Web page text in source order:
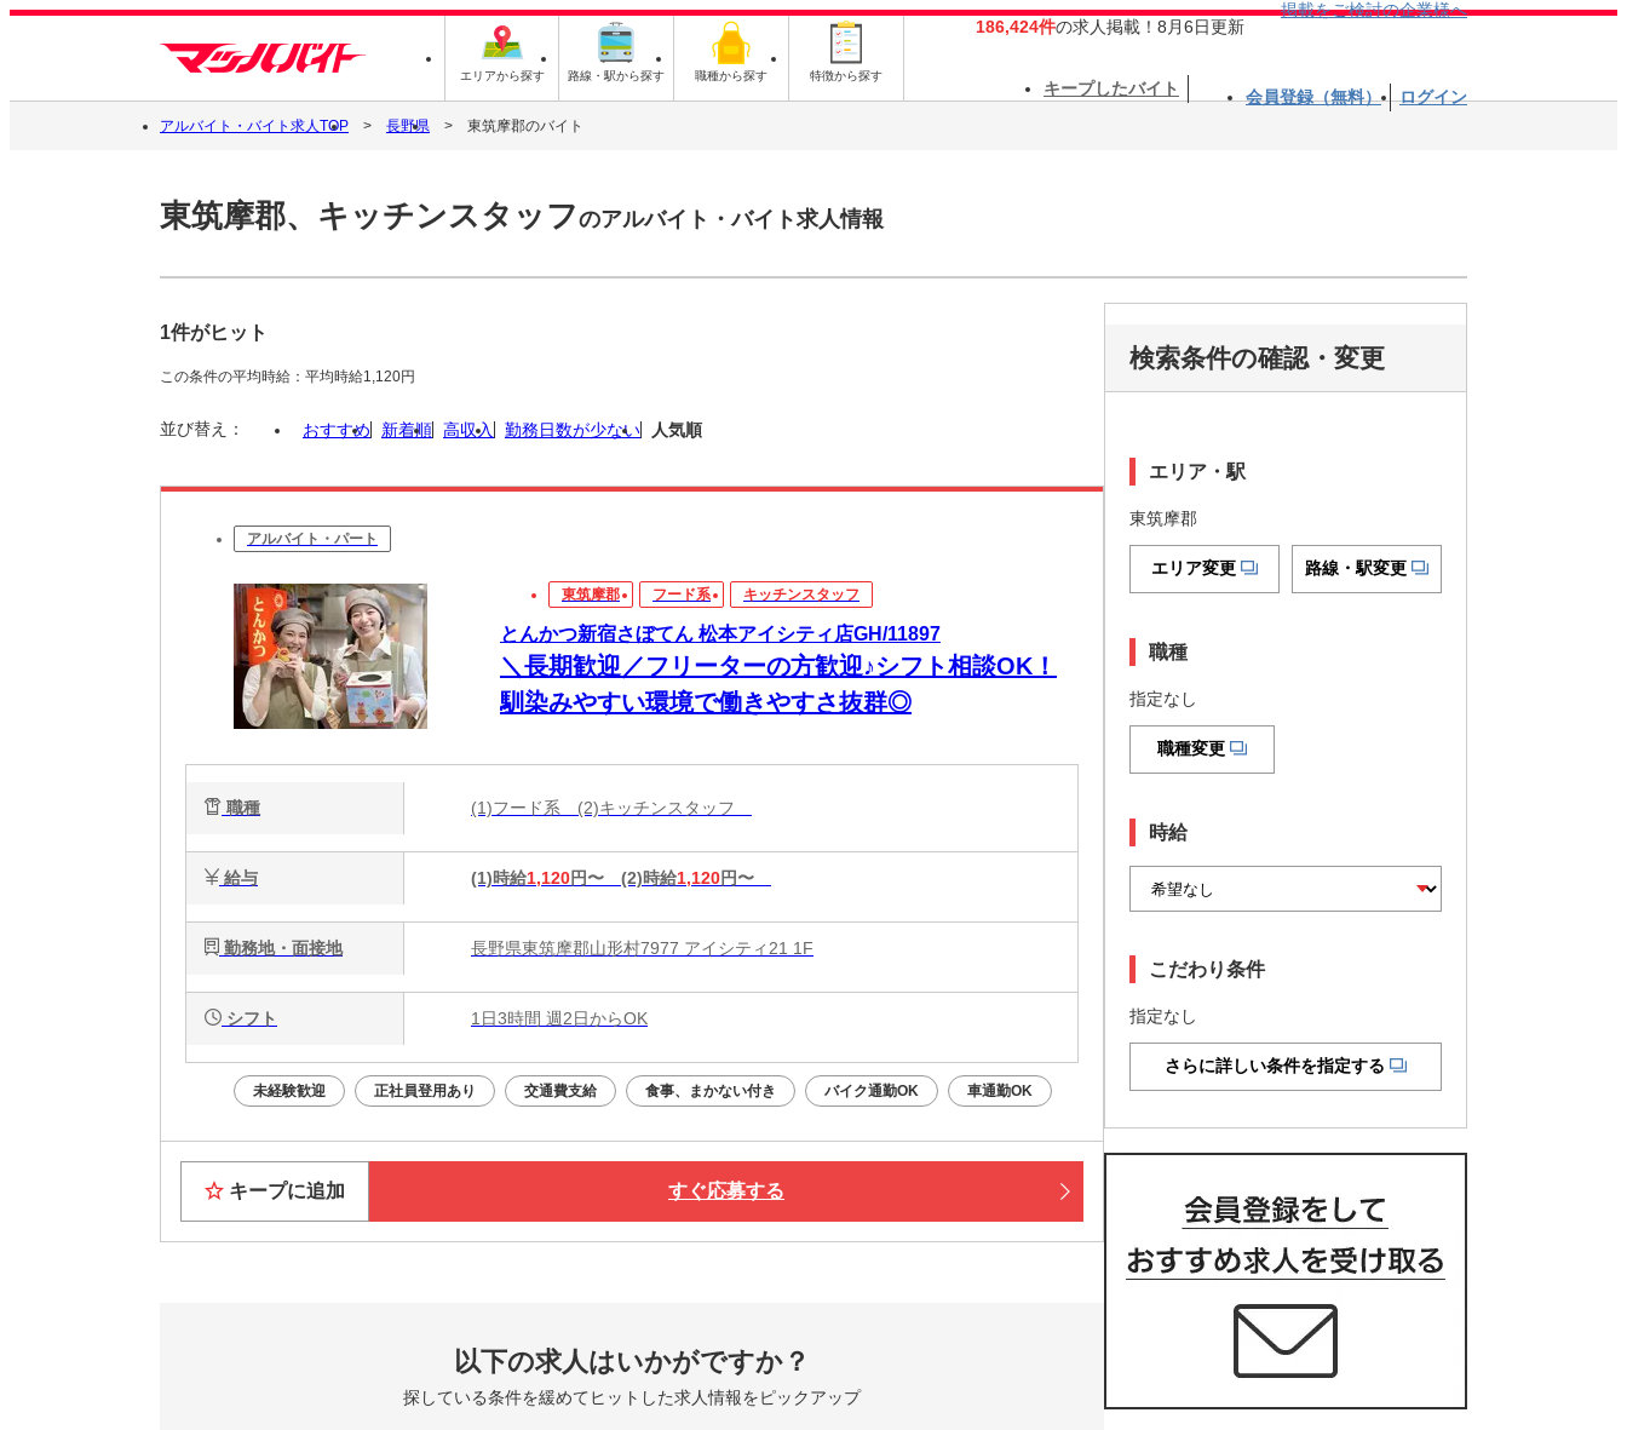
エリアから探す 路線・駅から探す 職種から探す 特徴から探す
186,424件の求人掲載！8月6日更新
掲載をご検討の企業様へ
キープしたバイト 会員登録（無料） ログイン
アルバイト・バイト求人TOP 長野県 東筑摩郡のバイト
東筑摩郡、キッチンスタッフのアルバイト・バイト求人情報
1件がヒット
この条件の平均時給：平均時給1,120円
並び替え： おすすめ 新着順 高収入 勤務日数が少ない 人気順
アルバイト・パート
東筑摩郡 フード系 キッチンスタッフ
とんかつ新宿さぼてん 松本アイシティ店GH/11897
＼長期歓迎／フリーターの方歓迎♪シフト相談OK！
馴染みやすい環境で働きやすさ抜群◎
職種 (1)フード系 (2)キッチンスタッフ
給与 (1)時給1,120円〜 (2)時給1,120円〜
勤務地・面接地 長野県東筑摩郡山形村7977 アイシティ21 1F
シフト 1日3時間 週2日からOK
未経験歓迎 正社員登用あり 交通費支給 食事、まかない付き バイク通勤OK 車通勤OK
キープに追加 すぐ応募する
以下の求人はいかがですか？
探している条件を緩めてヒットした求人情報をピックアップ
検索条件の確認・変更
エリア・駅
東筑摩郡
エリア変更 路線・駅変更
職種
指定なし
職種変更
時給
こだわり条件
指定なし
さらに詳しい条件を指定する